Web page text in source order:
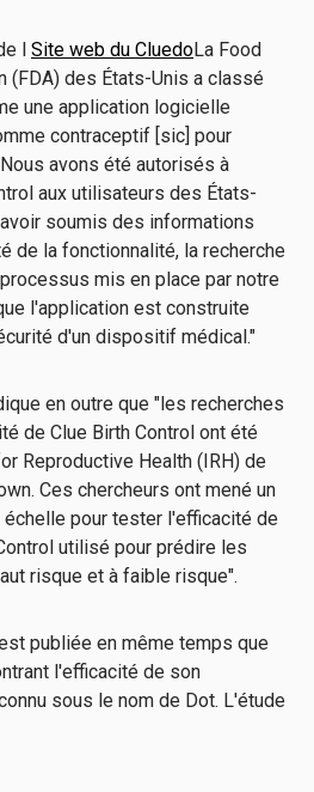
l Site web du CluedoLa Food
(FDA) des États-Unis a classé
une application logicielle
contraceptif [sic] pour
avons été autorisés à
aux utilisateurs des États-
soumis des informations
de la fonctionnalité, la recherche
mis en place par notre
l'application est construite
d'un dispositif médical."
en outre que "les recherches
de Clue Birth Control ont été
Reproductive Health (IRH) de
Ces chercheurs ont mené un
pour tester l'efficacité de
utilisé pour prédire les
risque et à faible risque".
publiée en même temps que
l'efficacité de son
sous le nom de Dot. L'étude